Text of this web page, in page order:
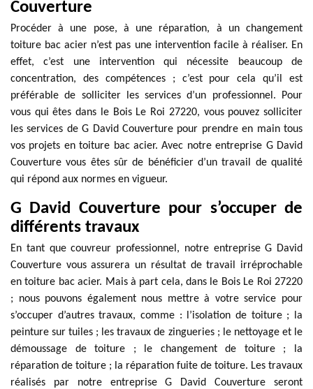
Couverture
Procéder à une pose, à une réparation, à un changement
toiture bac acier n’est pas une intervention facile à réaliser. En
effet, c’est une intervention qui nécessite beaucoup de
concentration, des compétences ; c’est pour cela qu’il est
préférable de solliciter les services d’un professionnel. Pour
vous qui êtes dans le Bois Le Roi 27220, vous pouvez solliciter
les services de G David Couverture pour prendre en main tous
vos projets en toiture bac acier. Avec notre entreprise G David
Couverture vous êtes sûr de bénéficier d’un travail de qualité
qui répond aux normes en vigueur.
G David Couverture pour s’occuper de
différents travaux
En tant que couvreur professionnel, notre entreprise G David
Couverture vous assurera un résultat de travail irréprochable
en toiture bac acier. Mais à part cela, dans le Bois Le Roi 27220
; nous pouvons également nous mettre à votre service pour
s’occuper d’autres travaux, comme : l’isolation de toiture ; la
peinture sur tuiles ; les travaux de zingueries ; le nettoyage et le
démoussage de toiture ; le changement de toiture ; la
réparation de toiture ; la réparation fuite de toiture. Les travaux
réalisés par notre entreprise G David Couverture seront